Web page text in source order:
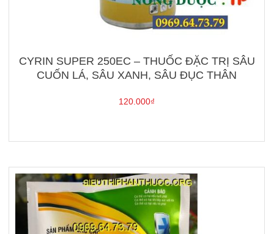
CYRIN SUPER 250EC – THUỐC ĐẶC TRỊ SÂU
CUỐN LÁ, SÂU XANH, SÂU ĐỤC THÂN
120.000₫